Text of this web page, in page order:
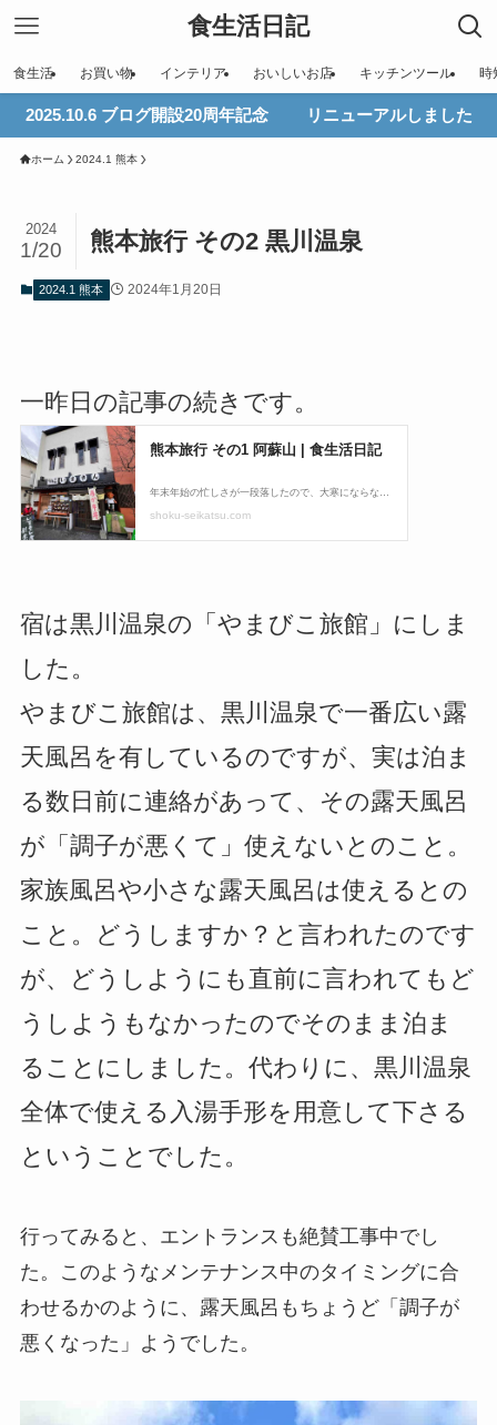
食生活日記
食生活 お買い物 インテリア おいしいお店 キッチンツール 時
2025.10.6 ブログ開設20周年記念 リニューアルしました
ホーム 2024.1 熊本
熊本旅行 その2 黒川温泉
2024
1/20
2024.1 熊本 2024年1月20日
一昨日の記事の続きです。
宿は黒川温泉の「やまびこ旅館」にしま
した。
やまびこ旅館は、黒川温泉で一番広い露
天風呂を有しているのですが、実は泊ま
る数日前に連絡があって、その露天風呂
が「調子が悪くて」使えないとのこと。
家族風呂や小さな露天風呂は使えるとの
こと。どうしますか？と言われたのです
が、どうしようにも直前に言われてもど
うしようもなかったのでそのまま泊ま
ることにしました。代わりに、黒川温泉
全体で使える入湯手形を用意して下さる
ということでした。
行ってみると、エントランスも絶賛工事中でし
た。このようなメンテナンス中のタイミングに合
わせるかのように、露天風呂もちょうど「調子が
悪くなった」ようでした。